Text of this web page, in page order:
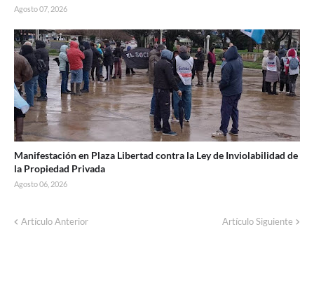
Agosto 07, 2026
Manifestación en Plaza Libertad contra la Ley de Inviolabilidad de
la Propiedad Privada
Agosto 06, 2026
Artículo Anterior Artículo Siguiente